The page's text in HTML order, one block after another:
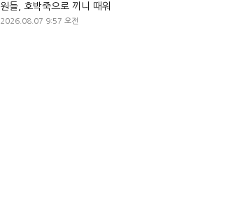
원들, 호박죽으로 끼니 때워
2026.08.07 9:57 오전